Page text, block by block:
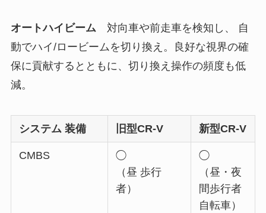
オートハイビーム 対向車や前走車を検知し、 自
動でハイ/ロービームを切り換え。良好な視界の確
保に貢献するとともに、切り換え操作の頻度も低
減。
システム 装備 旧型CR-V 新型CR-V
CMBS
◯
（昼 歩行
者）
◯
（昼・夜
間歩行者
自転車）